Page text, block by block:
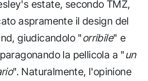
estate, secondo TMZ,
aspramente il design del
giudicandolo "orribile" e
la pellicola a " un
". Naturalmente, l'opinione